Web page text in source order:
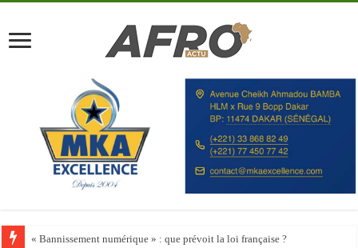
Happy City Index 2026 : aucune ville africaine parmi les 200 premières